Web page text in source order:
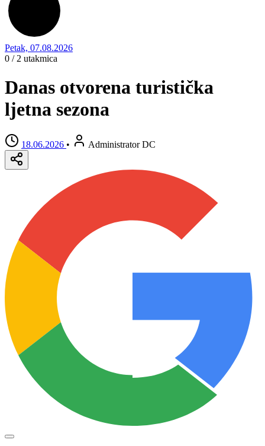
Petak, 07.08.2026
0 / 2 utakmica
Danas otvorena turistička
ljetna sezona
18.06.2026 • Administrator DC